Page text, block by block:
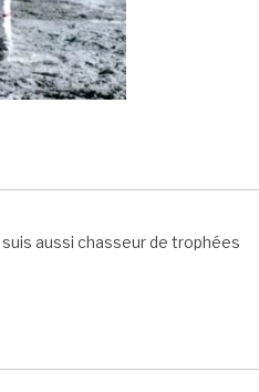
aussi chasseur de trophées